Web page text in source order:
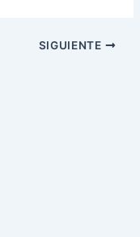
SIGUIENTE